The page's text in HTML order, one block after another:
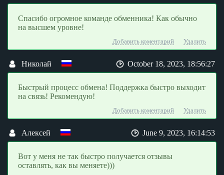
Спасибо огромное команде обменника! Как обычно
на высшем уровне!
Добавить коментарий Удалить
Николай October 18, 2023, 18:56:27
Быстрый процесс обмена! Поддержка быстро выходит
на связь! Рекомендую!
Добавить коментарий Удалить
Алексей June 9, 2023, 16:14:53
Вот у меня не так быстро получается отзывы
оставлять, как вы меняете)))